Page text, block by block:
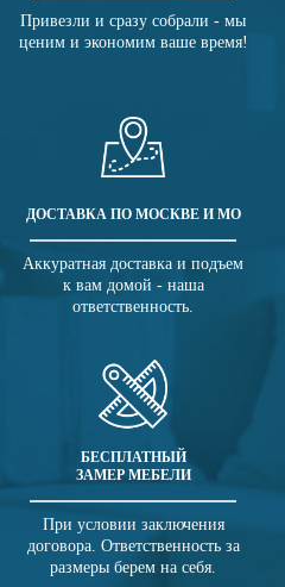
Привезли и сразу собрали - мы
ценим и экономим ваше время!
ДОСТАВКА ПО МОСКВЕ И МО
Аккуратная доставка и подъем
к вам домой - наша
ответственность.
БЕСПЛАТНЫЙ
ЗАМЕР МЕБЕЛИ
При условии заключения
договора. Ответственность за
размеры берем на себя.